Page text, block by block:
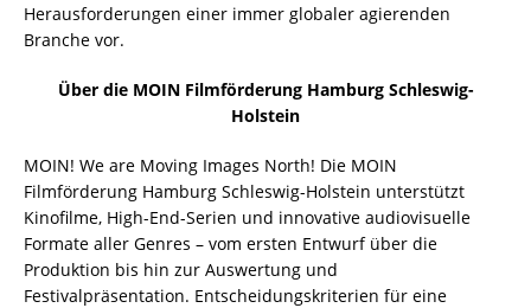
Herausforderungen einer immer globaler agierenden
Branche vor.
Über die MOIN Filmförderung Hamburg Schleswig-
Holstein
MOIN! We are Moving Images North! Die MOIN
Filmförderung Hamburg Schleswig-Holstein unterstützt
Kinofilme, High-End-Serien und innovative audiovisuelle
Formate aller Genres – vom ersten Entwurf über die
Produktion bis hin zur Auswertung und
Festivalpräsentation. Entscheidungskriterien für eine